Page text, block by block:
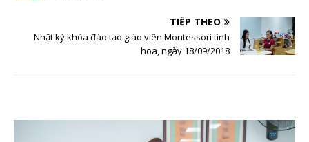
TIẾP THEO
Nhật ký khóa đào tạo giáo viên Montessori tinh
hoa, ngày 18/09/2018